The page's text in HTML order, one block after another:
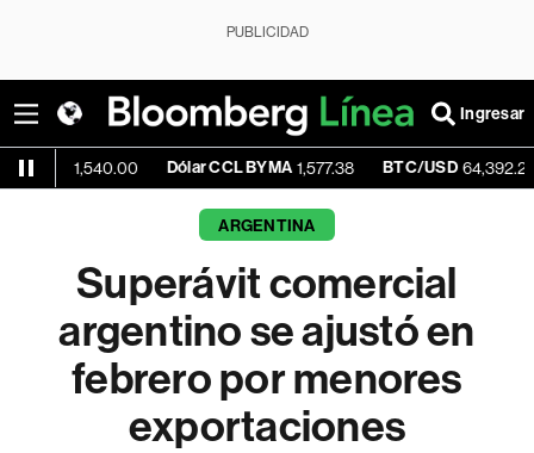
PUBLICIDAD
Ingresar
Dólar CCL BYMA 1,577.38 BTC/USD 64,392.24
ARGENTINA
Superávit comercial
argentino se ajustó en
febrero por menores
exportaciones